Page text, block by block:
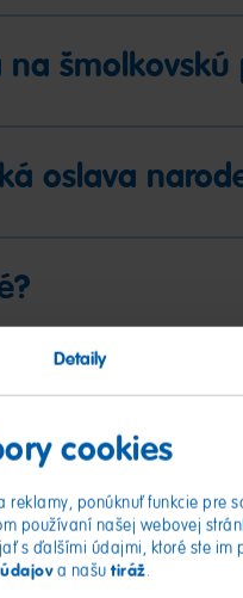
Detaily
cookies
ponúknuť funkcie
používaní našej webovej
s ďalšími údajmi, ktoré ste im
a našutiráž.
šmolkovskú
oslava
šmolkovskú